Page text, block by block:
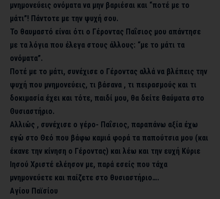
μνημονεύεις ονόματα να μην βαριέσαι και “ποτέ με το
μάτι”! Πάντοτε με την ψυχή σου.
Το θαυμαστό είναι ότι ο Γέροντας Παΐσιος μου απάντησε
με τα λόγια που έλεγα στους άλλους: “με το μάτι τα
ονόματα”.
Ποτέ με το μάτι, συνέχισε ο Γέροντας αλλά να βλέπεις την
ψυχή που μνημονεύεις, τι βάσανα , τι πειρασμούς και τι
δοκιμασία έχει και τότε, παιδί μου, θα δείτε θαύματα στο
Θυσιαστήριο.
Αλλιώς , συνέχισε ο γέρο- Παΐσιος, παραπάνω αξία έχω
εγώ στο Θεό που βάφω καμιά φορά τα παπούτσια μου (και
έκανε την κίνηση ο Γέροντας) και λέω και την ευχή Κύριε
Ιησού Χριστέ ελέησον με, παρά εσείς που τάχα
μνημονεύετε και παίζετε στο θυσιαστήριο….
Αγίου Παϊσίου